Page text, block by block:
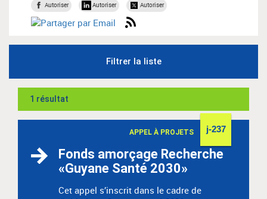
Autoriser Autoriser Autoriser
Filtrer la liste
1 résultat
Fonds amorçage Recherche
«Guyane Santé 2030»
APPEL À PROJETS j-237
Cet appel s’inscrit dans le cadre de